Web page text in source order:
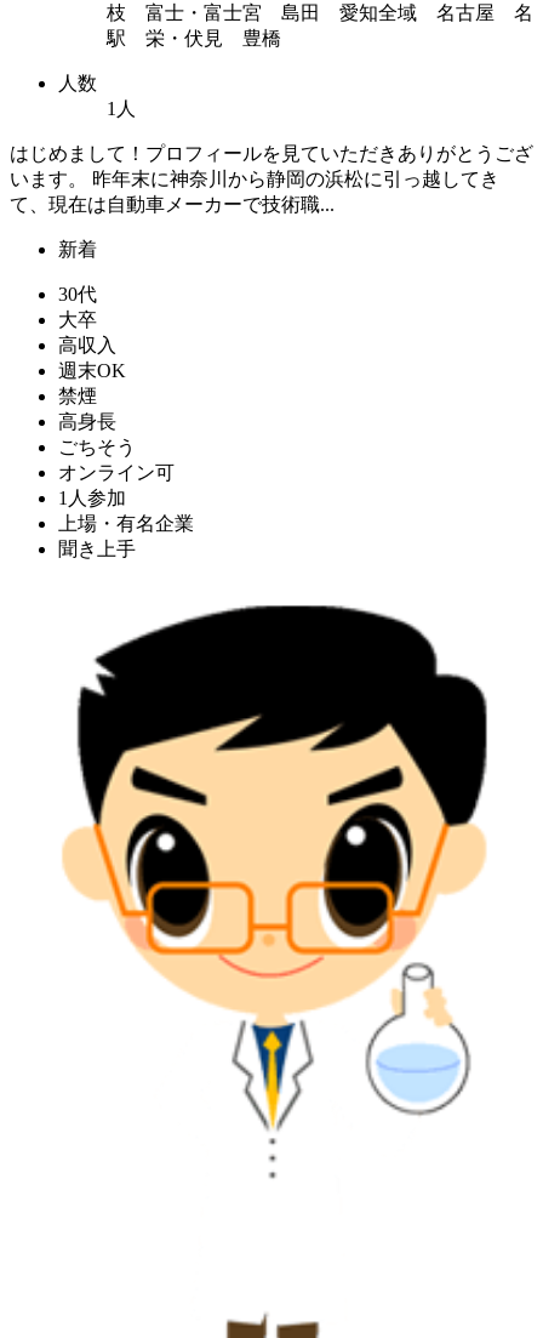
枝 富士・富士宮 島田 愛知全域 名古屋 名
駅 栄・伏見 豊橋
人数
1人
はじめまして！プロフィールを見ていただきありがとうござ
います。 昨年末に神奈川から静岡の浜松に引っ越してき
て、現在は自動車メーカーで技術職...
新着
30代
大卒
高収入
週末OK
禁煙
高身長
ごちそう
オンライン可
1人参加
上場・有名企業
聞き上手